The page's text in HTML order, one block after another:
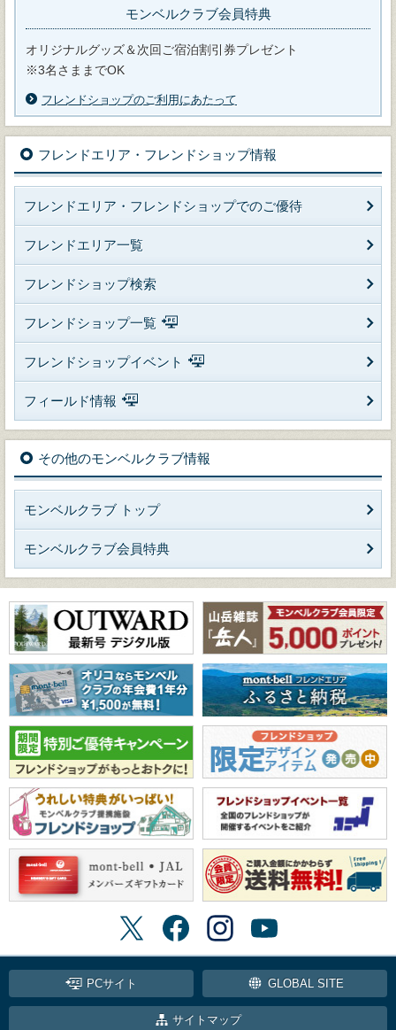
モンベルクラブ会員特典
オリジナルグッズ＆次回ご宿泊割引券プレゼント
※3名さままでOK
フレンドショップのご利用にあたって
フレンドエリア・フレンドショップ情報
フレンドエリア・フレンドショップでのご優待
フレンドエリア一覧
フレンドショップ検索
フレンドショップ一覧
フレンドショップイベント
フィールド情報
その他のモンベルクラブ情報
モンベルクラブ トップ
モンベルクラブ会員特典
PCサイト GLOBAL SITE
サイトマップ